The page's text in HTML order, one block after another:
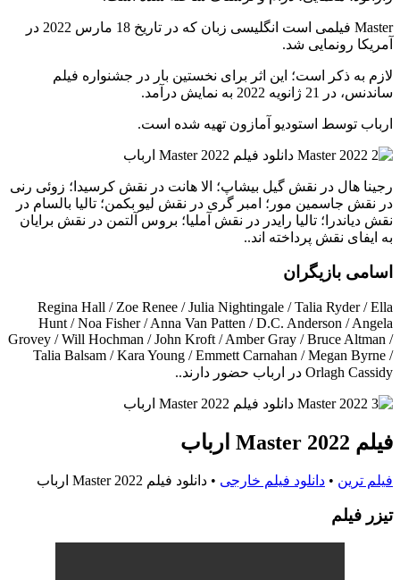
Master فیلمی است انگلیسی زبان که در تاریخ 18 مارس 2022 در
آمریکا رونمایی شد.
لازم به ذکر است؛ این اثر برای نخستین بار در جشنواره فیلم
ساندنس، در 21 ژانویه 2022 به نمایش درآمد.
ارباب توسط استودیو آمازون تهیه شده است.
رجینا هال در نقش گیل بیشاپ؛ الا هانت در نقش کرسیدا؛ زوئی رنی
در نقش جاسمین مور؛ امبر گری در نقش لیو بکمن؛ تالیا بالسام در
نقش دیاندرا؛ تالیا رایدر در نقش آملیا؛ بروس آلتمن در نقش برایان
به ایفای نقش پرداخته اند..
اسامی بازیگران
Regina Hall / Zoe Renee / Julia Nightingale / Talia Ryder / Ella
Hunt / Noa Fisher / Anna Van Patten / D.C. Anderson / Angela
Grovey / Will Hochman / John Kroft / Amber Gray / Bruce Altman /
Talia Balsam / Kara Young / Emmett Carnahan / Megan Byrne /
Orlagh Cassidy در ارباب حضور دارند..
فیلم Master 2022 ارباب
فیلم ترین • دانلود فیلم خارجی • دانلود فیلم Master 2022 ارباب
تيزر فيلم